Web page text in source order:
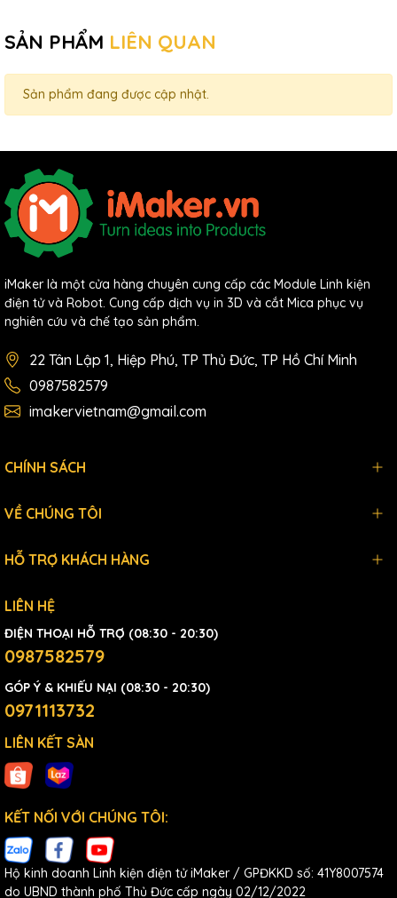
SẢN PHẨM LIÊN QUAN
Sản phẩm đang được cập nhật.
iMaker là một cửa hàng chuyên cung cấp các Module Linh kiện
điện tử và Robot. Cung cấp dịch vụ in 3D và cắt Mica phục vụ
nghiên cứu và chế tạo sản phẩm.
22 Tân Lập 1, Hiệp Phú, TP Thủ Đức, TP Hồ Chí Minh
0987582579
imakervietnam@gmail.com
CHÍNH SÁCH
VỀ CHÚNG TÔI
HỖ TRỢ KHÁCH HÀNG
LIÊN HỆ
ĐIỆN THOẠI HỖ TRỢ (08:30 - 20:30)
0987582579
GÓP Ý & KHIẾU NẠI (08:30 - 20:30)
0971113732
LIÊN KẾT SÀN
KẾT NỐI VỚI CHÚNG TÔI:
Hộ kinh doanh Linh kiện điện tử iMaker / GPĐKKD số: 41Y8007574
do UBND thành phố Thủ Đức cấp ngày 02/12/2022